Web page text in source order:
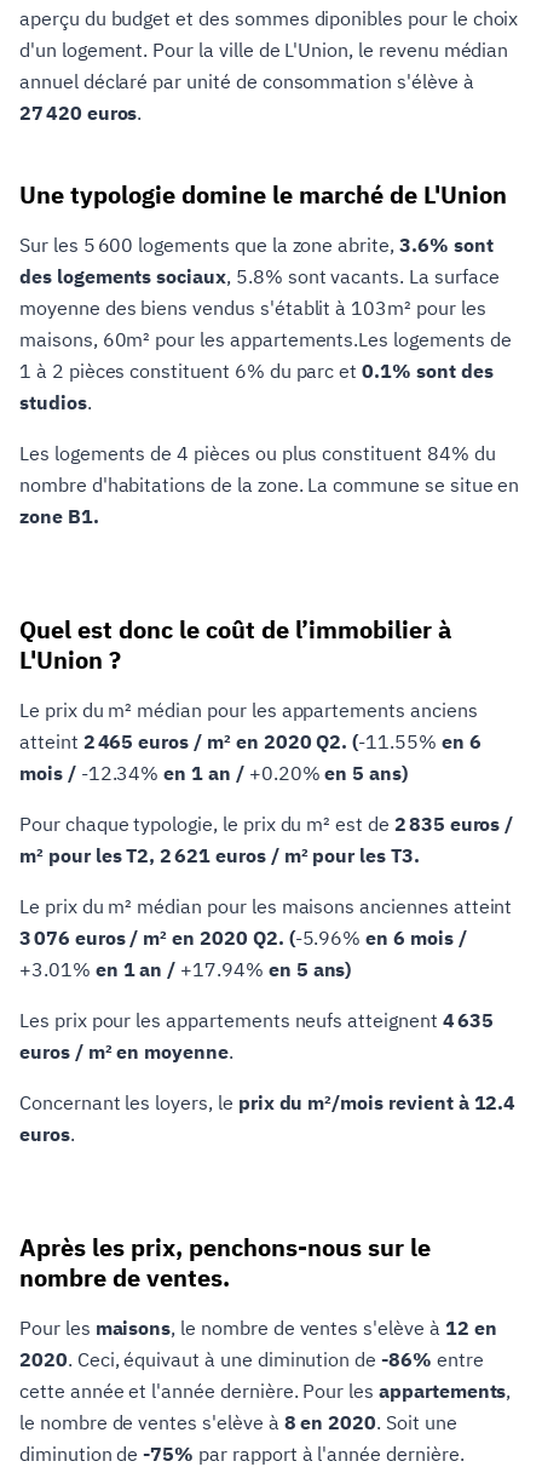
aperçu du budget et des sommes diponibles pour le choix
d'un logement. Pour la ville de L'Union, le revenu médian
annuel déclaré par unité de consommation s'élève à
27 420 euros.
Une typologie domine le marché de L'Union
Sur les 5 600 logements que la zone abrite, 3.6% sont
des logements sociaux, 5.8% sont vacants. La surface
moyenne des biens vendus s'établit à 103m² pour les
maisons, 60m² pour les appartements.Les logements de
1 à 2 pièces constituent 6% du parc et0.1% sont des
studios.
Les logements de 4 pièces ou plus constituent 84% du
nombre d'habitations de la zone. La commune se situe en
zone B1.
Quel est donc le coût de l’immobilier à
L'Union ?
Le prix du m² médian pour les appartements anciens
atteint 2 465 euros / m² en 2020 Q2. (-11.55% en 6
mois / -12.34% en 1 an / +0.20% en 5 ans)
Pour chaque typologie, le prix du m² est de 2 835 euros /
m² pour les T2, 2 621 euros / m² pour les T3.
Le prix du m² médian pour les maisons anciennes atteint
3 076 euros / m² en 2020 Q2. (-5.96% en 6 mois /
+3.01% en 1 an / +17.94% en 5 ans)
Les prix pour les appartements neufs atteignent 4 635
euros / m² en moyenne.
Concernant les loyers, le prix du m²/mois revient à 12.4
euros.
Après les prix, penchons-nous sur le
nombre de ventes.
Pour les maisons, le nombre de ventes s'elève à 12 en
2020. Ceci, équivaut à une diminution de-86% entre
cette année et l'année dernière. Pour les appartements,
le nombre de ventes s'elève à 8 en 2020. Soit une
diminution de-75% par rapport à l'année dernière.